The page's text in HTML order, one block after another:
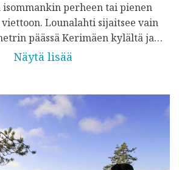
perheen tai pienen
Lounalahti sijaitsee vain
päässä Kerimäen kylältä ja…
Näytä lisää